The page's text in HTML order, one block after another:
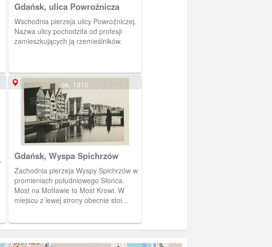
Gdańsk, ulica Powroźnicza
Wschodnia pierzeja ulicy Powroźniczej.
Nazwa ulicy pochodziła od profesji
zamieszkujących ją rzemieślników.
ok. 1910
Gdańsk, Wyspa Spichrzów
Zachodnia pierzeja Wyspy Spichrzów w
promieniach południowego Słońca.
Most na Motławie to Most Krowi. W
miejscu z lewej strony obecnie stoi